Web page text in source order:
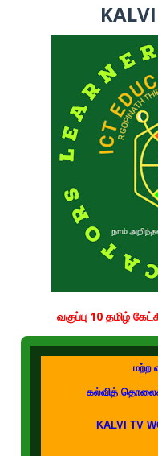
வகுப்பு 10 தமிழ்
மற்ற
கல்வித்
KALVI TV